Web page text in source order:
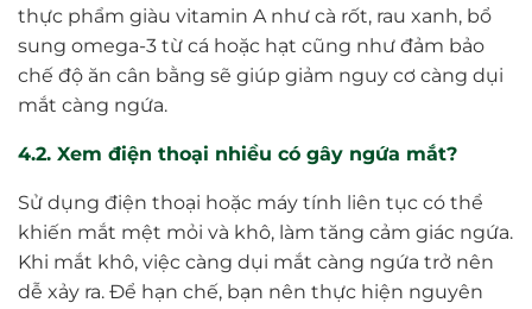
thực phẩm giàu vitamin A như cà rốt, rau xanh, bổ
sung omega-3 từ cá hoặc hạt cũng như đảm bảo
chế độ ăn cân bằng sẽ giúp giảm nguy cơ càng dụi
mắt càng ngứa.
4.2. Xem điện thoại nhiều có gây ngứa mắt?
Sử dụng điện thoại hoặc máy tính liên tục có thể
khiến mắt mệt mỏi và khô, làm tăng cảm giác ngứa.
Khi mắt khô, việc càng dụi mắt càng ngứa trở nên
dễ xảy ra. Để hạn chế, bạn nên thực hiện nguyên